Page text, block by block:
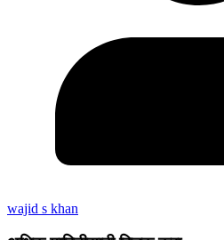
wajid s khan